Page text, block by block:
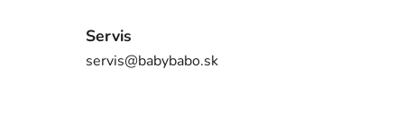
Servis
servis@babybabo.sk